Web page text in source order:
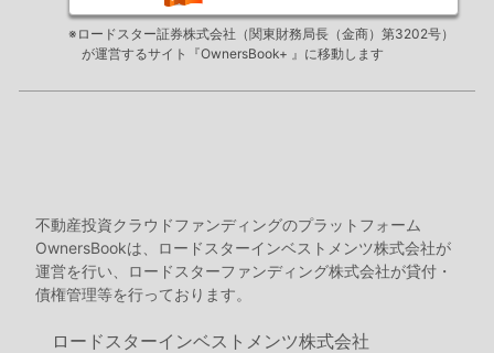
※ロードスター証券株式会社（関東財務局長（金商）第3202号）
が運営するサイト『OwnersBook+ 』に移動します
不動産投資クラウドファンディングのプラットフォーム
OwnersBookは、ロードスターインベストメンツ株式会社が
運営を行い、ロードスターファンディング株式会社が貸付・
債権管理等を行っております。
ロードスターインベストメンツ株式会社